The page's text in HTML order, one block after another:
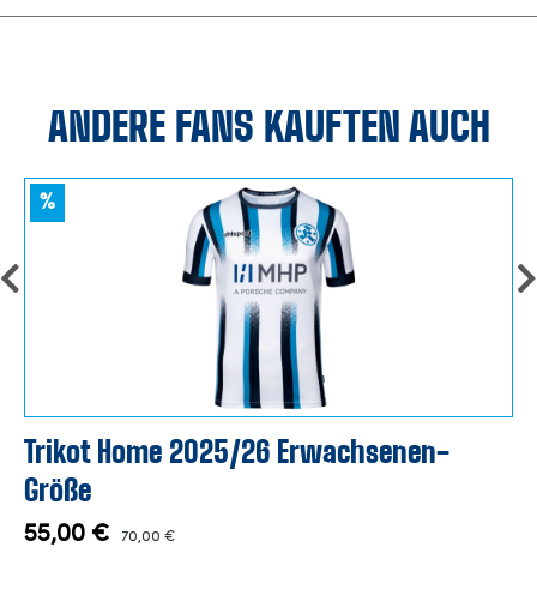
ANDERE FANS KAUFTEN AUCH
%
Trikot Home 2025/26 Erwachsenen-
Größe
55,00 € 70,00 €